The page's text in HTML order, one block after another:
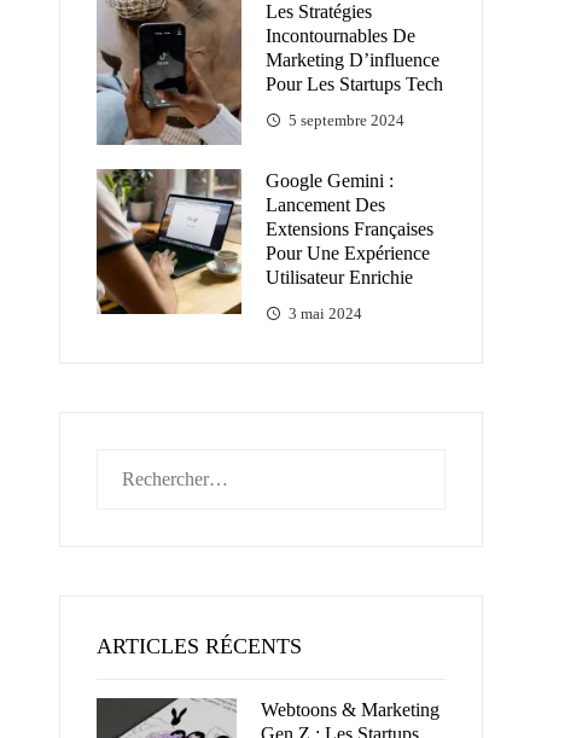
Les Stratégies
Incontournables De
Marketing D’influence
Pour Les Startups Tech
5 septembre 2024
Google Gemini :
Lancement Des
Extensions Françaises
Pour Une Expérience
Utilisateur Enrichie
3 mai 2024
ARTICLES RÉCENTS
Webtoons & Marketing
Gen Z : Les Startups